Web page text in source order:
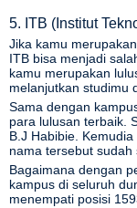
5. ITB (Institut
Jika kamu
ITB bisa menjadi
kamu merupakan
melanjutkan studimu
Sama dengan
para lulusan terbaik.
B.J Habibie.
nama tersebut sudah
Bagaimana dengan
kampus di seluruh
menempati posisi